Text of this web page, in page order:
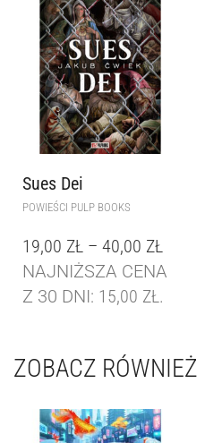
Sues Dei
POWIEŚCI PULP BOOKS
19,00 ZŁ – 40,00 ZŁ
NAJNIŻSZA CENA
Z 30 DNI: 15,00 ZŁ.
ZOBACZ RÓWNIEŻ